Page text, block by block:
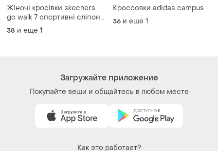
Жіночі кросівки skechers
go walk 7 спортивні сліпони
для бігу тренувань залу
мʼякі легкі літні сітка сині
38 и еще 1
Кроссовки adidas campus
36 и еще 1
Загружайте приложение
Покупайте вещи и общайтесь в любом месте
Как это работает?